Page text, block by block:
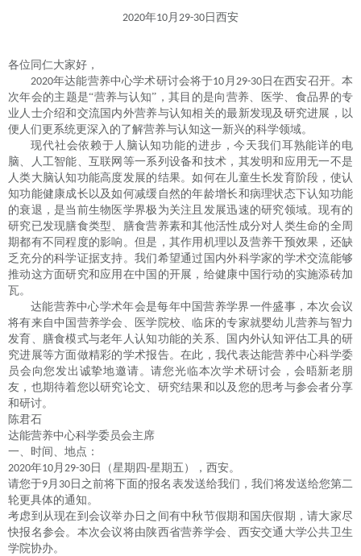
2020年10月 29-30 日西安
各位同仁大家好，
2020年达能营养中心学术研讨会将于10 月 29-30日在西安召开。本
次年会的主题是“营养与认知”，其目的是向营养、医学、食品界的专
业人士介绍和交流国内外营养与认知相关的最新发现及研究进展，以
便人们更系统更深入的了解营养与认知这一新兴的科学领域。
现代社会依赖于人脑认知功能的进步，今天我们耳熟能详的电
脑、人工智能、互联网等一系列设备和技术，其发明和应用无一不是
人类大脑认知功能高度发展的结果。如何在儿童生长发育阶段，使认
知功能健康成长以及如何减缓自然的年龄增长和病理状态下认知功能
的衰退，是当前生物医学界极为关注且发展迅速的研究领域。现有的
研究已发现膳食类型、膳食营养素和其他活性成分对人类生命的全周
期都有不同程度的影响。但是，其作用机理以及营养干预效果，还缺
乏充分的科学证据支持。我们希望通过国内外科学家的学术交流能够
推动这方面研究和应用在中国的开展，给健康中国行动的实施添砖加
瓦。
达能营养中心学术年会是每年中国营养学界一件盛事，本次会议
将有来自中国营养学会、医学院校、临床的专家就婴幼儿营养与智力
发育、膳食模式与老年人认知功能的关系、国内外认知评估工具的研
究进展等方面做精彩的学术报告。在此，我代表达能营养中心科学委
员会向您发出诚挚地邀请。请您光临本次学术研讨会，会晤新老朋
友，也期待着您以研究论文、研究结果和以及您的思考与参会者分享
和研讨。
陈君石
达能营养中心科学委员会主席
一、时间、地点：
2020年10月 29-30 日（星期四-星期五），西安。
请您于9月 30 日之前将下面的报名表发送给我们，我们将发送给您第二
轮更具体的通知。
考虑到从现在到会议举办日之间有中秋节假期和国庆假期，请大家尽
快报名参会。本次会议将由陕西省营养学会、西安交通大学公共卫生
学院协办。